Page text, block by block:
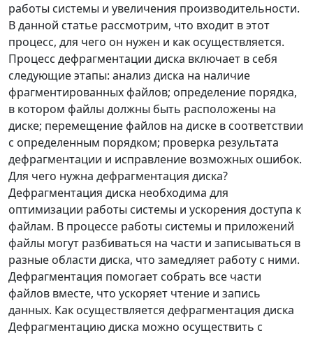
работы системы и увеличения производительности.
В данной статье рассмотрим, что входит в этот
процесс, для чего он нужен и как осуществляется.
Процесс дефрагментации диска включает в себя
следующие этапы: анализ диска на наличие
фрагментированных файлов; определение порядка,
в котором файлы должны быть расположены на
диске; перемещение файлов на диске в соответствии
с определенным порядком; проверка результата
дефрагментации и исправление возможных ошибок.
Для чего нужна дефрагментация диска?
Дефрагментация диска необходима для
оптимизации работы системы и ускорения доступа к
файлам. В процессе работы системы и приложений
файлы могут разбиваться на части и записываться в
разные области диска, что замедляет работу с ними.
Дефрагментация помогает собрать все части
файлов вместе, что ускоряет чтение и запись
данных. Как осуществляется дефрагментация диска
Дефрагментацию диска можно осуществить с